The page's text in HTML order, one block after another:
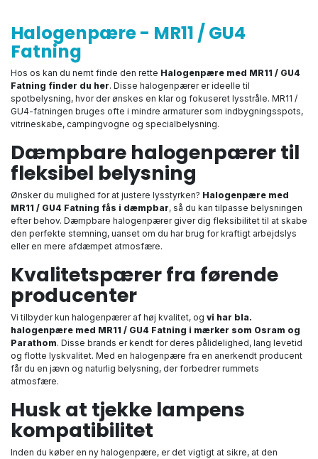
Halogenpære - MR11 / GU4
Fatning
Hos os kan du nemt finde den rette Halogenpære med MR11 / GU4
Fatning finder du her. Disse halogenpærer er ideelle til
spotbelysning, hvor der ønskes en klar og fokuseret lysstråle. MR11 /
GU4-fatningen bruges ofte i mindre armaturer som indbygningsspots,
vitrineskabe, campingvogne og specialbelysning.
Dæmpbare halogenpærer til
fleksibel belysning
Ønsker du mulighed for at justere lysstyrken? Halogenpære med
MR11 / GU4 Fatning fås i dæmpbar, så du kan tilpasse belysningen
efter behov. Dæmpbare halogenpærer giver dig fleksibilitet til at skabe
den perfekte stemning, uanset om du har brug for kraftigt arbejdslys
eller en mere afdæmpet atmosfære.
Kvalitetspærer fra førende
producenter
Vi tilbyder kun halogenpærer af høj kvalitet, og vi har bla.
halogenpære med MR11 / GU4 Fatning i mærker som Osram og
Parathom. Disse brands er kendt for deres pålidelighed, lang levetid
og flotte lyskvalitet. Med en halogenpære fra en anerkendt producent
får du en jævn og naturlig belysning, der forbedrer rummets
atmosfære.
Husk at tjekke lampens
kompatibilitet
Inden du køber en ny halogenpære, er det vigtigt at sikre, at den